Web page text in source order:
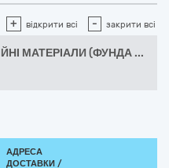
+ відкрити всі - закрити всі
МАТЕРІАЛИ (ФУНДА ...
АДРЕСА
ДОСТАВКИ /